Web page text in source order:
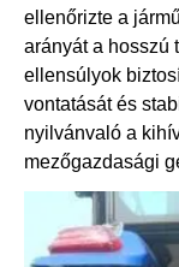
ellenőrizte a
arányát a hosszú
ellensúlyok
vontatását és
nyilvánvaló a
mezőgazdasági